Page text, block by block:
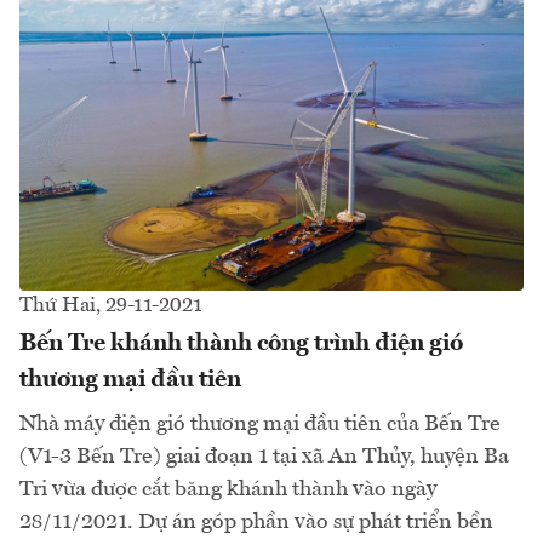
Thứ Hai, 29-11-2021
Bến Tre khánh thành công trình điện gió
thương mại đầu tiên
Nhà máy điện gió thương mại đầu tiên của Bến Tre
(V1-3 Bến Tre) giai đoạn 1 tại xã An Thủy, huyện Ba
Tri vừa được cắt băng khánh thành vào ngày
28/11/2021. Dự án góp phần vào sự phát triển bền